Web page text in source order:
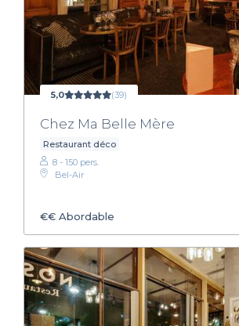
5,0 (39)
Chez Ma Belle Mère
Restaurant déco
8 - 150 pers.
Bel-Air
€€ Abordable